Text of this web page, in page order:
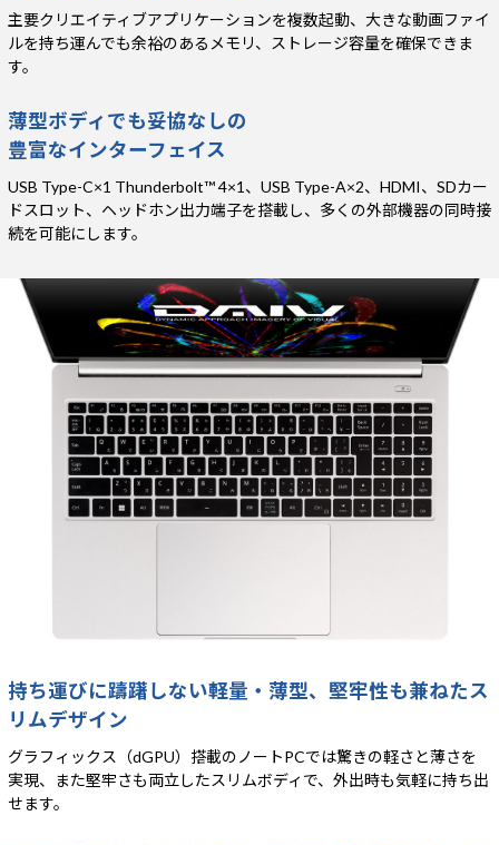
主要クリエイティブアプリケーションを複数起動、大きな動画ファイ
ルを持ち運んでも余裕のあるメモリ、ストレージ容量を確保できま
す。
薄型ボディでも妥協なしの
豊富なインターフェイス
USB Type-C×1 Thunderbolt™ 4×1、USB Type-A×2、HDMI、SDカー
ドスロット、ヘッドホン出力端子を搭載し、多くの外部機器の同時接
続を可能にします。
持ち運びに躊躇しない軽量・薄型、堅牢性も兼ねたス
リムデザイン
グラフィックス（dGPU）搭載のノートPCでは驚きの軽さと薄さを
実現、また堅牢さも両立したスリムボディで、外出時も気軽に持ち出
せます。